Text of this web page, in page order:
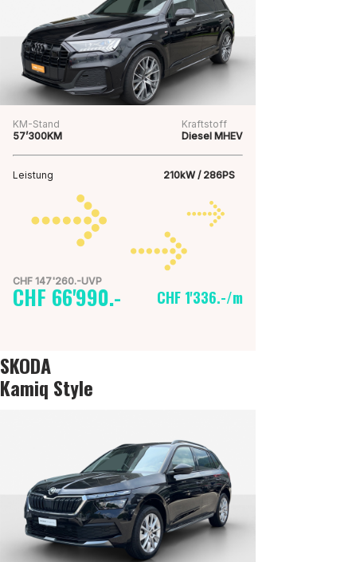
KM-Stand
57’300KM
Kraftstoff
Diesel MHEV
Leistung 210kW / 286PS
CHF 147'260.-UVP
CHF 66'990.- CHF 1'336.-/m
SKODA
Kamiq Style